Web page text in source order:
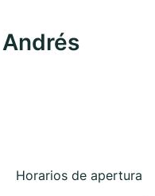
Horarios de apertura